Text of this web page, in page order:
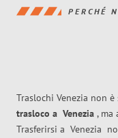
PERCHÉ
Traslochi Venezia non
trasloco a Venezia , ma
Trasferirsi a Venezia